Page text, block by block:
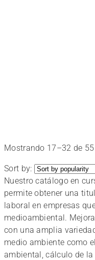
Aprende
Online
con
los
Mostrando 17–32 de
Sort by:
Nuestro catálogo en
permite obtener una
laboral en empresas
medioambiental.
con una amplia
medio ambiente como
ambiental, cálculo de